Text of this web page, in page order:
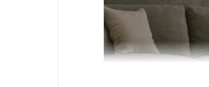
Dung tích hộp bụi trong robot